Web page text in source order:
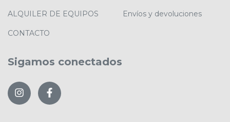
ALQUILER DE EQUIPOS
CONTACTO
Envíos y devoluciones
Sigamos conectados